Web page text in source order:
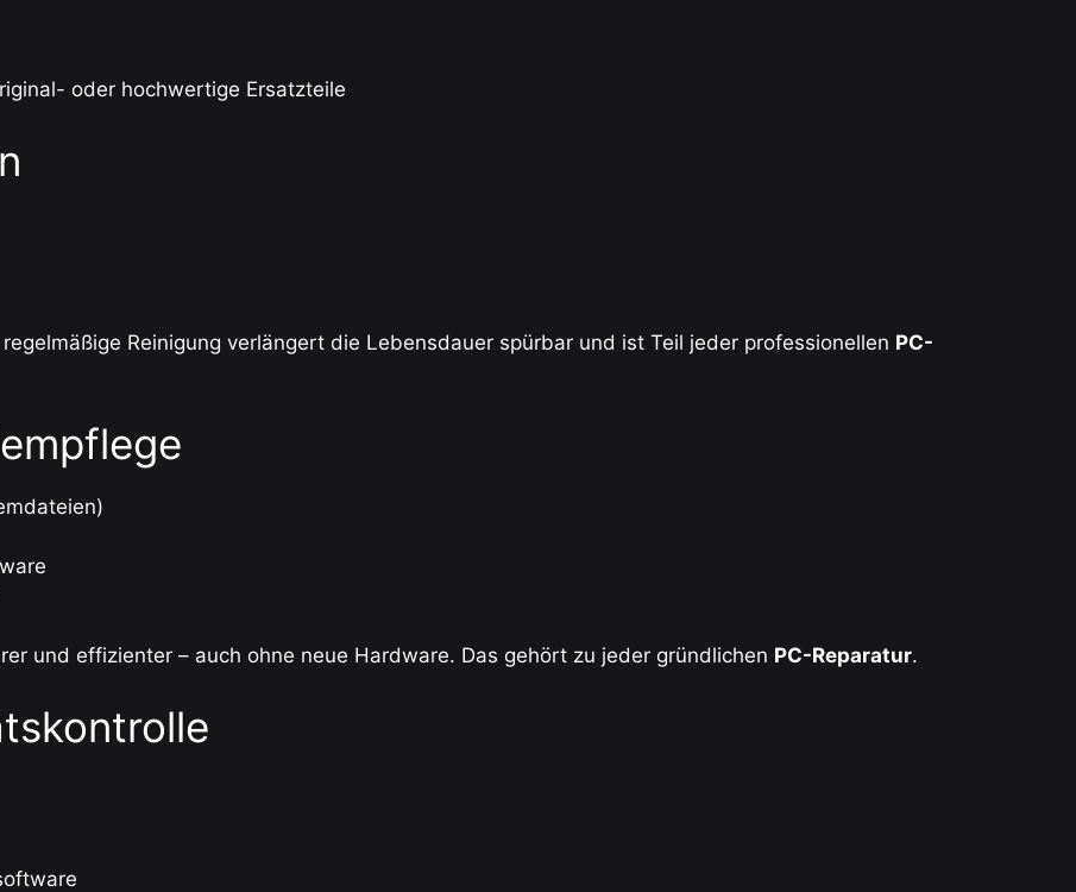
oder hochwertige Ersatzteile
Reinigung verlängert die Lebensdauer spürbar und ist Teil jeder professionellen PC-
und effizienter – auch ohne neue Hardware. Das gehört zu jeder gründlichen PC-Reparatur.